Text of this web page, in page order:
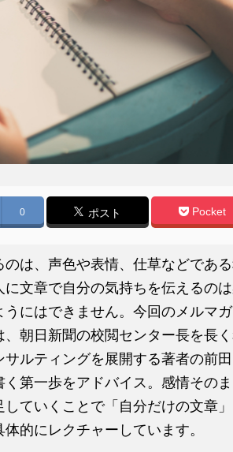
0 ポスト Pocket
は、声色や表情、仕草などであ
文章で自分の気持ちを伝えるの
にはできません。今回のメルマ
、朝日新聞の校閲センター長を長
ルティングを展開する著者の前
第一歩をアドバイス。感情その
ていくことで「自分だけの文章
的にレクチャーしています。